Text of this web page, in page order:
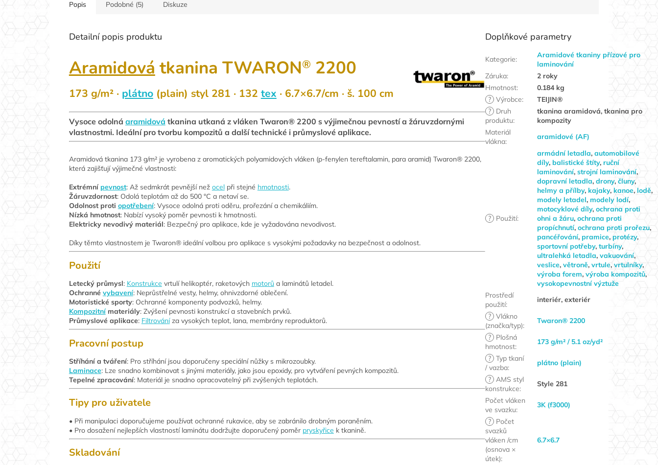
Popis Podobné (5) Diskuze
Detailní popis produktu
Aramidová tkanina TWARON® 2200
173 g/m² · plátno(plain) styl 281 · 132tex · 6.7×6.7/cm · š. 100 cm
Vysoce odolná aramidová tkanina utkaná z vláken Twaron® 2200 s výjimečnou pevností a žáruvzdornými
vlastnostmi. Ideální pro tvorbu kompozitů a další technické i průmyslové aplikace.
Aramidová tkanina 173 g/m² je vyrobena z aromatických polyamidových vláken (p-fenylen tereftalamin, para aramid) Twaron® 2200,
která zajišťují výjimečné vlastnosti:
Extrémní pevnost: Až sedmkrát pevnější než ocelpři stejné hmotnosti.
Žáruvzdornost: Odolá teplotám až do 500 °C a netaví se.
Odolnost proti opotřebení: Vysoce odolná proti oděru, prořezání a chemikáliím.
Nízká hmotnost: Nabízí vysoký poměr pevnosti k hmotnosti.
Elektricky nevodivý materiál: Bezpečný pro aplikace, kde je vyžadována nevodivost.
Díky těmto vlastnostem je Twaron® ideální volbou pro aplikace s vysokými požadavky na bezpečnost a odolnost.
Použití
Letecký průmysl: Konstrukce vrtulí helikoptér, raketových motorů a laminátů letadel.
Ochranné vybavení: Neprůstřelné vesty, helmy, ohnivzdorné oblečení.
Motoristické sporty: Ochranné komponenty podvozků, helmy.
Kompozitnímateriály: Zvýšení pevnosti konstrukcí a stavebních prvků.
Průmyslové aplikace: Filtrováníza vysokých teplot, lana, membrány reproduktorů.
Pracovní postup
Stříhání a tváření: Pro stříhání jsou doporučeny speciální nůžky s mikrozoubky.
Laminace: Lze snadno kombinovat s jinými materiály, jako jsou epoxidy, pro vytváření pevných kompozitů.
Tepelné zpracování: Materiál je snadno opracovatelný při zvýšených teplotách.
Tipy pro uživatele
• Při manipulaci doporučujeme používat ochranné rukavice, aby se zabránilo drobným poraněním.
• Pro dosažení nejlepších vlastností laminátu dodržujte doporučený poměr pryskyřice k tkanině.
Skladování
Doplňkové parametry
Kategorie:
Aramidové tkaniny přízové pro
laminování
Záruka:
2 roky
Hmotnost:
0.184 kg
? Výrobce:
TEIJIN®
? Druh
produktu:
tkanina aramidová, tkanina pro
kompozity
Materiál
vlákna:
aramidové (AF)
? Použití:
armádní letadla, automobilové
díly, balistické štíty, ruční
laminování, strojní laminování,
dopravní letadla, drony, čluny,
helmy a přílby, kajaky, kanoe, lodě,
modely letadel, modely lodí,
motocyklové díly, ochrana proti
ohni a žáru, ochrana proti
propíchnutí, ochrana proti prořezu,
pancéřování, pramice, protézy,
sportovní potřeby, turbíny,
ultralehká letadla, vakuování,
veslice, větroně, vrtule, vrtulníky,
výroba forem, výroba kompozitů,
vysokopevnostní výztuže
Prostředí
použití:
interiér, exteriér
? Vlákno
(značka/typ):
Twaron® 2200
? Plošná
hmotnost:
173 g/m² / 5.1 oz/yd²
? Typ tkaní
/ vazba:
plátno (plain)
? AMS styl
konstrukce:
Style 281
Počet vláken
ve svazku:
3K (f3000)
? Počet
svazků
vláken /cm
(osnova ×
útek):
6.7×6.7